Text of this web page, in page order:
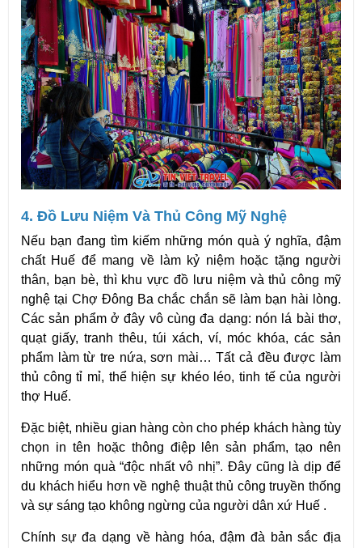
4. Đồ Lưu Niệm Và Thủ Công Mỹ Nghệ
Nếu bạn đang tìm kiếm những món quà ý nghĩa, đậm
chất Huế để mang về làm kỷ niệm hoặc tặng người
thân, bạn bè, thì khu vực đồ lưu niệm và thủ công mỹ
nghệ tại Chợ Đông Ba chắc chắn sẽ làm bạn hài lòng.
Các sản phẩm ở đây vô cùng đa dạng: nón lá bài thơ,
quạt giấy, tranh thêu, túi xách, ví, móc khóa, các sản
phẩm làm từ tre nứa, sơn mài… Tất cả đều được làm
thủ công tỉ mỉ, thể hiện sự khéo léo, tinh tế của người
thợ Huế.
Đặc biệt, nhiều gian hàng còn cho phép khách hàng tùy
chọn in tên hoặc thông điệp lên sản phẩm, tạo nên
những món quà “độc nhất vô nhị”. Đây cũng là dịp để
du khách hiểu hơn về nghệ thuật thủ công truyền thống
và sự sáng tạo không ngừng của người dân xứ Huế .
Chính sự đa dạng về hàng hóa, đậm đà bản sắc địa